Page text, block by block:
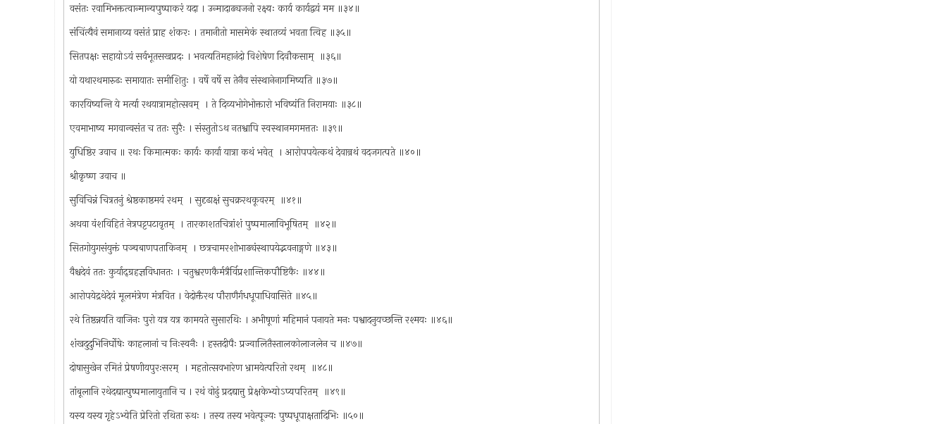
वसंतः रवामिभक्तत्वान्मान्यपुष्पाकरं यदा । उन्मादाढ्यजनो रक्ष्यः कार्य कार्यद्वयं मम ॥३४॥
संचिंत्यैवं समानाय्य वसंतं प्राह शंकरः । तमानीतो मासमेकं स्थातव्यं भवता त्विह ॥३५॥
सितपक्षः सहायोऽयं सर्वभूतसखप्रदः । भवत्यतिमहानंदो विशेषेण दिवौकसाम् ‍ ॥३६॥
यो यथारथमारुढः समायातः समीशितुः । वर्षे वर्षे स तेनैव संस्थानेनागमिष्यति ॥३७॥
कारयिष्यन्ति ये मर्त्या रथयात्रामहोत्सवम् ‍ । ते दिव्यभोगेभोक्तारो भविष्यंति निरामयाः ॥३८॥
एवमाभाष्य मगवान्वसंत च ततः सुरैः । संस्तुतोऽथ नतश्वापि स्वस्थानमगमत्ततः ॥३९॥
युधिष्ठिर उवाच ॥ रथः किमात्मकः कार्यः कार्या यात्रा कथं भवेत् ‍ । आरोपपयेत्कथं देवान्रथं वदजगत्पते ॥४०॥
श्रीकृष्ण उवाच ॥
सुविचिन्नं चित्रतनुं श्रेष्ठकाष्ठमयं रथम् ‍ । सुदृढाक्षं सुचक्ररथकूवरम् ‍ ॥४१॥
अथवा वंशविहितं नेत्रपट्टपटावृतम् ‍ । तारकाशतचित्रांशं पुष्पमालाविभूषितम् ‍ ॥४२॥
सितगोयुगसंयुक्तं पञ्चबाणपताकिनम् ‍ । छत्रचामरशोभाढ्यंस्थापयेद्भवनाङ्गणे ॥४३॥
वैश्चदेवं ततः कुर्याद्‌ग्रहज्ञविधानतः । चतुश्वरणकैर्मत्रैर्विप्रशान्तिकपौष्टिकैः ॥४४॥
आरोपयेद्रथेदेवं मूलमंत्रेण मंत्रवित । वेदोक्तैरथ पौराणैर्गधधूपाधिवासिते ॥४५॥
रथे तिष्ठन्नयति वाजिनः पुरो यत्र यत्र कामयते सुसारथिः । अभीषूणां महिमानं पनायते मनः पश्वादनुयच्छन्ति रश्मयः ॥४६॥
शंखदुदुभिनिर्घोषेः काहलानां च निःस्वनैः । हस्तदीपैः प्रज्वालितैस्तालकोलाजलेन च ॥४७॥
दोषासुखेन रमितं प्रेषणीयपुरःसरम् ‍ । महतोत्सवभारेण भ्रामयेत्परितो रथम् ‍ ॥४८॥
तांबूलानि रथेदद्यात्पुष्पमालायुतानि च । रथं वोढुं प्रदद्यात्तु प्रेक्षकेभ्योऽप्यपरितम् ‍ ॥४९॥
यस्य यस्य गृहेऽभ्येति प्रेरितो रथिता रुथः । तस्य तस्य भवेत्पूज्यः पुष्पधूपाक्षतादिभिः ॥५०॥